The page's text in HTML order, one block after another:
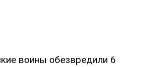
воины обезвредили 6